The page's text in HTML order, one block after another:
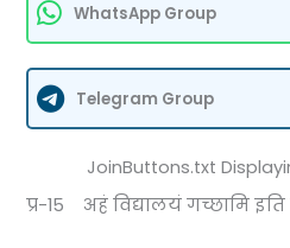
WhatsApp Group
Telegram Group
JoinButtons.txt
प्र-15 अहं विद्यालयं गच्छामि